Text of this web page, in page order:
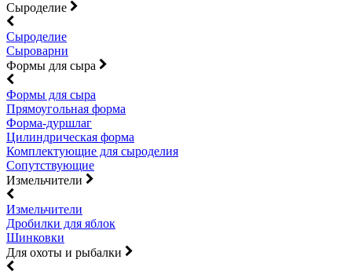
Сыроделие
Сыроделие
Сыроварни
Формы для сыра
Формы для сыра
Прямоугольная форма
Форма-дуршлаг
Цилиндрическая форма
Комплектующие для сыроделия
Сопутствующие
Измельчители
Измельчители
Дробилки для яблок
Шинковки
Для охоты и рыбалки